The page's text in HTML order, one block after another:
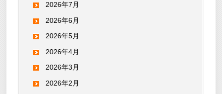
2026年7月
2026年6月
2026年5月
2026年4月
2026年3月
2026年2月